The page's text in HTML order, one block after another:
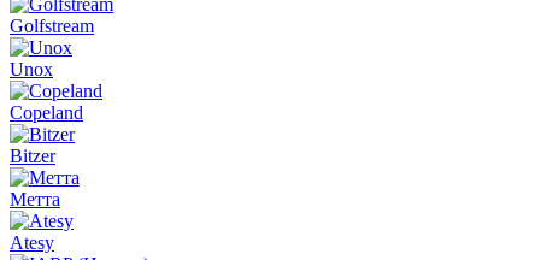
Golfstream
Unox
Copeland
Bitzer
Метта
Atesy